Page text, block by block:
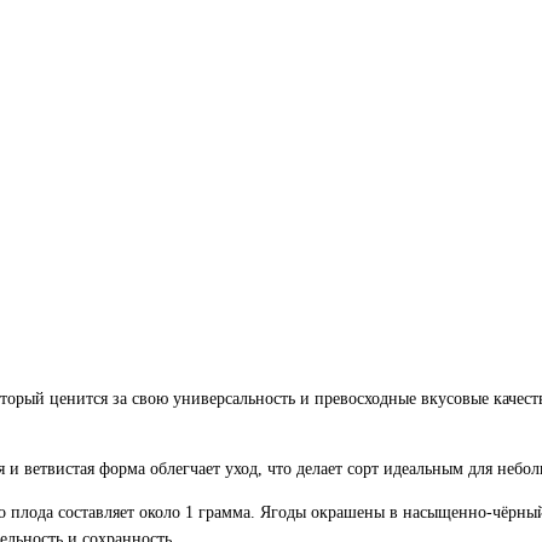
ценится за свою универсальность и превосходные вкусовые
форма облегчает уход, что делает сорт идеальным для
составляет около 1 грамма. Ягоды окрашены в насыщенно-